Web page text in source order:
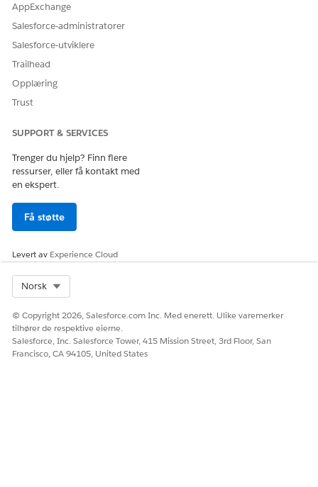
AppExchange
Salesforce-administratorer
Salesforce-utviklere
Trailhead
Opplæring
Trust
SUPPORT & SERVICES
Trenger du hjelp? Finn flere
ressurser, eller få kontakt med
en ekspert.
Få støtte
Levert av Experience Cloud
Norsk
© Copyright 2026, Salesforce.com Inc. Med enerett. Ulike varemerker
tilhører de respektive eierne.
Salesforce, Inc. Salesforce Tower, 415 Mission Street, 3rd Floor, San
Francisco, CA 94105, United States